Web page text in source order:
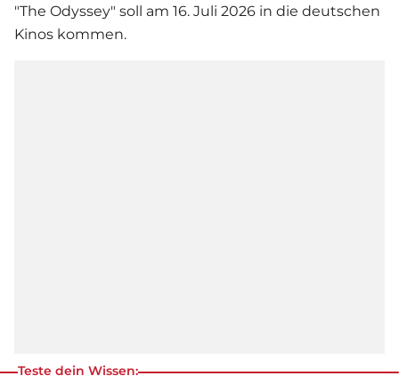
"The Odyssey" soll am 16. Juli 2026 in die deutschen
Kinos kommen.
Teste dein Wissen: